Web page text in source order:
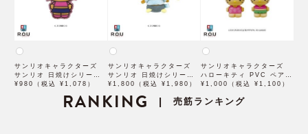
サンリオキャラクターズ
サンリオ 日焼けシリーズ
アクリルキーホルダー ハ
¥980（税込 ¥1,078）
サンリオキャラクターズ
サンリオ 日焼けシリーズ
ボールチェーンマスコット
CN
¥1,800（税込 ¥1,980）
サンリオキャラクターズ
ハローキティ PVC ペアホ
ルダー 日焼けB KT-PK-
¥1,000（税込 ¥1,100）
RANKING | 売筋ランキング